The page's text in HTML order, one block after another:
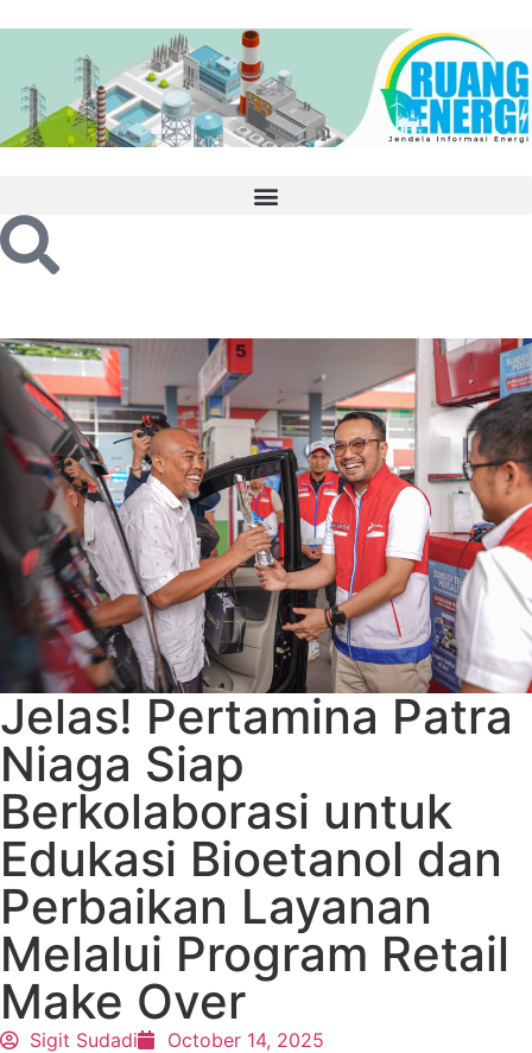
Jelas! Pertamina Patra
Niaga Siap
Berkolaborasi untuk
Edukasi Bioetanol dan
Perbaikan Layanan
Melalui Program Retail
Make Over
Sigit Sudadi October 14, 2025